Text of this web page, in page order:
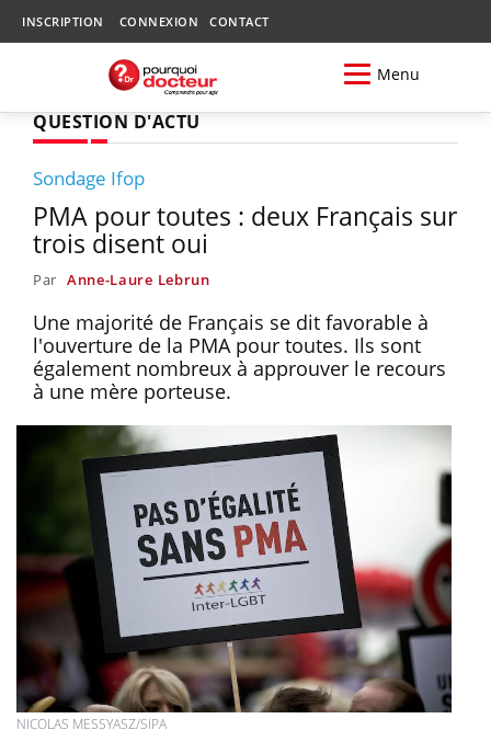
INSCRIPTION CONNEXION CONTACT
Menu
QUESTION D'ACTU
Sondage Ifop
PMA pour toutes : deux Français sur
trois disent oui
Par Anne-Laure Lebrun
Une majorité de Français se dit favorable à
l'ouverture de la PMA pour toutes. Ils sont
également nombreux à approuver le recours
à une mère porteuse.
NICOLAS MESSYASZ/SIPA